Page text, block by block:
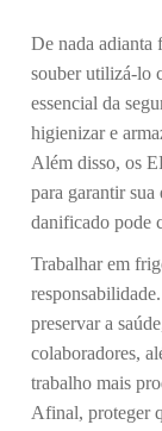
De nada adianta
souber utilizá-lo
essencial da
higienizar e
Além disso, os
para garantir
danificado pode
Trabalhar em
preservar a
colaboradores,
trabalho mais
Afinal, proteger